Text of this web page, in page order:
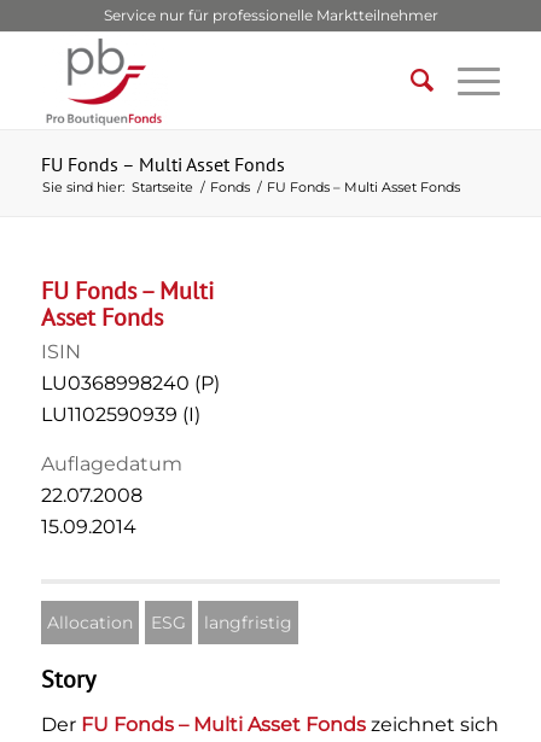
Service nur für professionelle Marktteilnehmer
FU Fonds – Multi Asset Fonds
Sie sind hier: Startseite / Fonds / FU Fonds – Multi Asset Fonds
FU Fonds – Multi
Asset Fonds
ISIN
LU0368998240 (P)
LU1102590939 (I)
Auflagedatum
22.07.2008
15.09.2014
Allocation ESG langfristig
Story
Der FU Fonds – Multi Asset Fonds zeichnet sich